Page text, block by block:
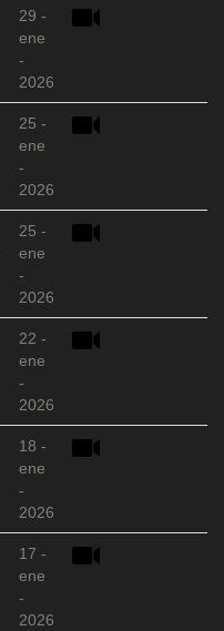
29 -
ene
-
2026
25 -
ene
-
2026
25 -
ene
-
2026
22 -
ene
-
2026
18 -
ene
-
2026
17 -
ene
-
2026